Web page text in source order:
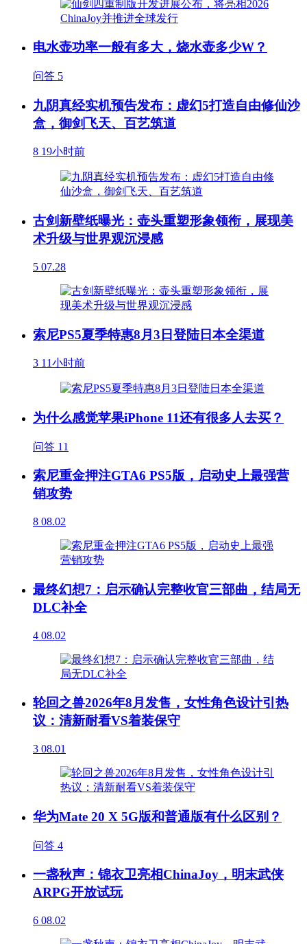
电水壶功率一般有多大，烧水壶多少W？
问答 5
九阴真经实机预告发布：虚幻5打造自由修仙沙
盒，御剑飞天、百艺筑道
8 19小时前
古剑新壁纸曝光：壶头重塑形象领衔，展现美
术升级与世界观沉浸感
5 07.28
索尼PS5夏季特惠8月3日登陆日本全渠道
3 11小时前
为什么感觉苹果iPhone 11还有很多人去买？
问答 11
索尼重金押注GTA6 PS5版，启动史上最强营
销攻势
8 08.02
最终幻想7：启示确认完整收官三部曲，结局无
DLC补全
4 08.02
轮回之兽2026年8月发售，女性角色设计引热
议：清新耐看VS着装保守
3 08.01
华为Mate 20 X 5G版和普通版有什么区别？
问答 4
一盏秋声：锦衣卫亮相ChinaJoy，明末武侠
ARPG开放试玩
6 08.02